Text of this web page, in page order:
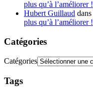
plus qu’à l’améliorer !
Hubert Guillaud dans
plus qu’à l’améliorer !
Catégories
Catégories
Tags